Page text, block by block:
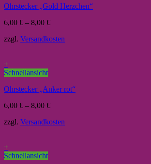
Ohrstecker „Gold Herzchen“
6,00 € – 8,00 €
zzgl. Versandkosten
+
Schnellansicht
Ohrstecker „Anker rot“
6,00 € – 8,00 €
zzgl. Versandkosten
+
Schnellansicht